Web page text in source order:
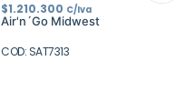
$1.210.300 C/Iva
Air'n´Go Midwest
COD: SAT7313